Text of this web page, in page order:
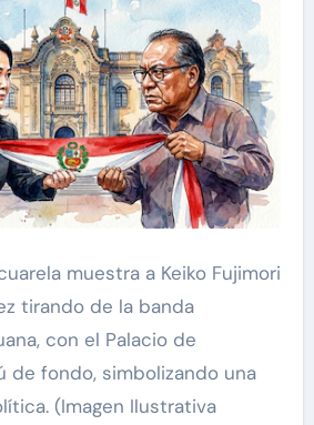
muestra a Keiko Fujimori
tirando de la banda
con el Palacio de
de fondo, simbolizando una
(Imagen Ilustrativa